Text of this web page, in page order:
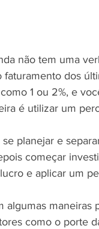
não tem uma
faturamento dos
1 ou 2%, e
é utilizar um
planejar e
começar
e aplicar um
algumas
como o porte